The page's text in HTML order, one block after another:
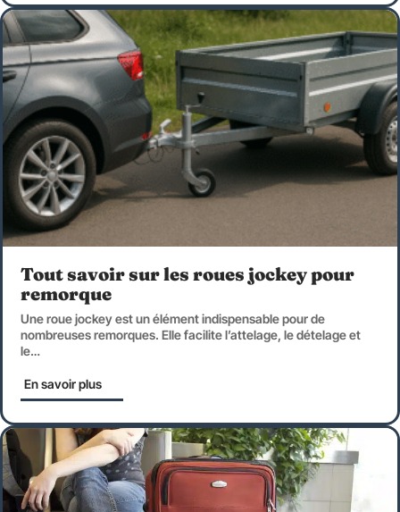
Tout savoir sur les roues jockey pour
remorque
Une roue jockey est un élément indispensable pour de
nombreuses remorques. Elle facilite l’attelage, le dételage et
le…
En savoir plus